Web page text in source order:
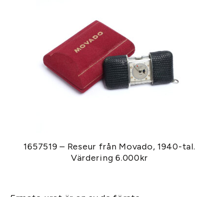
1657519 – Reseur från Movado, 1940-tal.
Värdering 6.000kr